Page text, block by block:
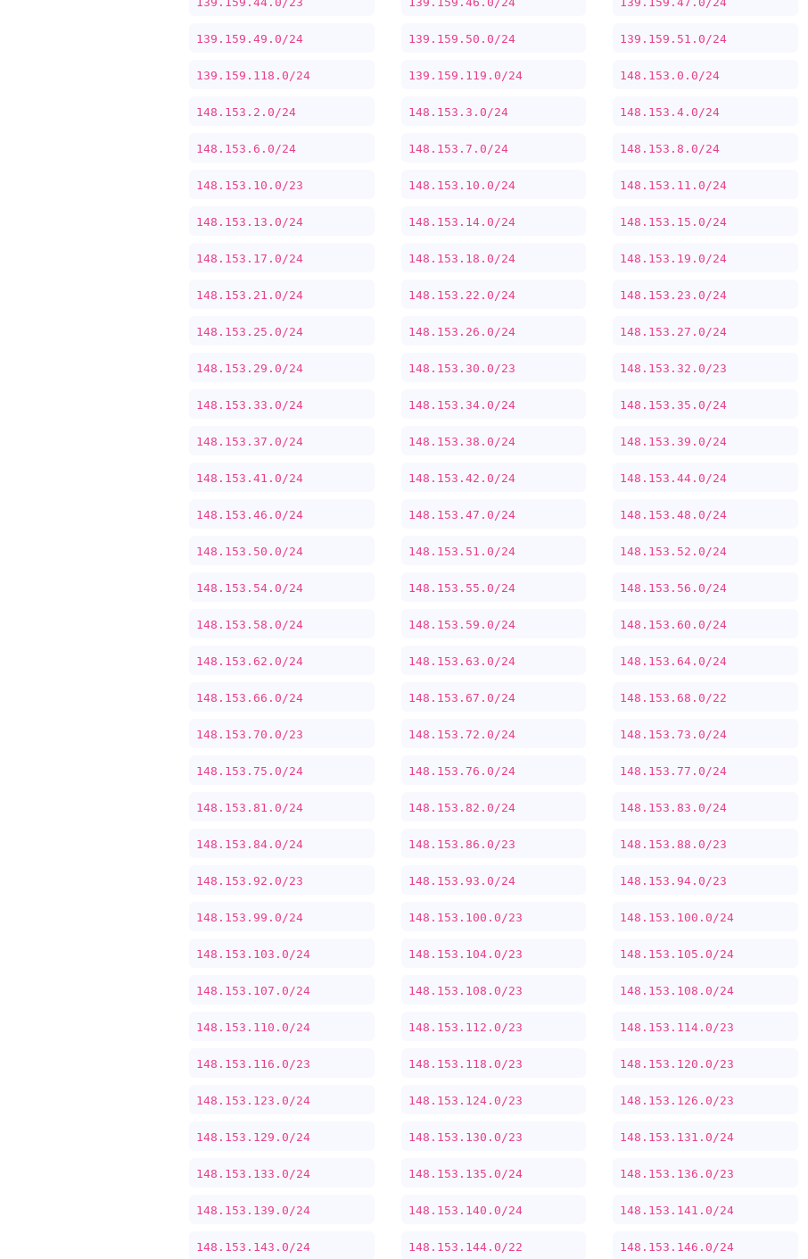
139.159.49.0/24 139.159.50.0/24 139.159.51.0/24
139.159.118.0/24 139.159.119.0/24 148.153.0.0/24
148.153.2.0/24 148.153.3.0/24 148.153.4.0/24
148.153.6.0/24 148.153.7.0/24 148.153.8.0/24
148.153.10.0/23 148.153.10.0/24 148.153.11.0/24
148.153.13.0/24 148.153.14.0/24 148.153.15.0/24
148.153.17.0/24 148.153.18.0/24 148.153.19.0/24
148.153.21.0/24 148.153.22.0/24 148.153.23.0/24
148.153.25.0/24 148.153.26.0/24 148.153.27.0/24
148.153.29.0/24 148.153.30.0/23 148.153.32.0/23
148.153.33.0/24 148.153.34.0/24 148.153.35.0/24
148.153.37.0/24 148.153.38.0/24 148.153.39.0/24
148.153.41.0/24 148.153.42.0/24 148.153.44.0/24
148.153.46.0/24 148.153.47.0/24 148.153.48.0/24
148.153.50.0/24 148.153.51.0/24 148.153.52.0/24
148.153.54.0/24 148.153.55.0/24 148.153.56.0/24
148.153.58.0/24 148.153.59.0/24 148.153.60.0/24
148.153.62.0/24 148.153.63.0/24 148.153.64.0/24
148.153.66.0/24 148.153.67.0/24 148.153.68.0/22
148.153.70.0/23 148.153.72.0/24 148.153.73.0/24
148.153.75.0/24 148.153.76.0/24 148.153.77.0/24
148.153.81.0/24 148.153.82.0/24 148.153.83.0/24
148.153.84.0/24 148.153.86.0/23 148.153.88.0/23
148.153.92.0/23 148.153.93.0/24 148.153.94.0/23
148.153.99.0/24 148.153.100.0/23 148.153.100.0/24
148.153.103.0/24 148.153.104.0/23 148.153.105.0/24
148.153.107.0/24 148.153.108.0/23 148.153.108.0/24
148.153.110.0/24 148.153.112.0/23 148.153.114.0/23
148.153.116.0/23 148.153.118.0/23 148.153.120.0/23
148.153.123.0/24 148.153.124.0/23 148.153.126.0/23
148.153.129.0/24 148.153.130.0/23 148.153.131.0/24
148.153.133.0/24 148.153.135.0/24 148.153.136.0/23
148.153.139.0/24 148.153.140.0/24 148.153.141.0/24
148.153.143.0/24 148.153.144.0/22 148.153.146.0/24